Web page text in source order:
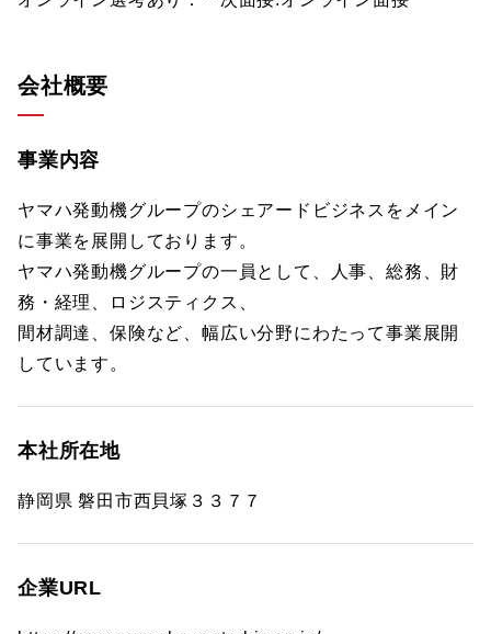
会社概要
事業内容
ヤマハ発動機グループのシェアードビジネスをメイン
に事業を展開しております。
ヤマハ発動機グループの一員として、人事、総務、財
務・経理、ロジスティクス、
間材調達、保険など、幅広い分野にわたって事業展開
しています。
本社所在地
静岡県 磐田市西貝塚３３７７
企業URL